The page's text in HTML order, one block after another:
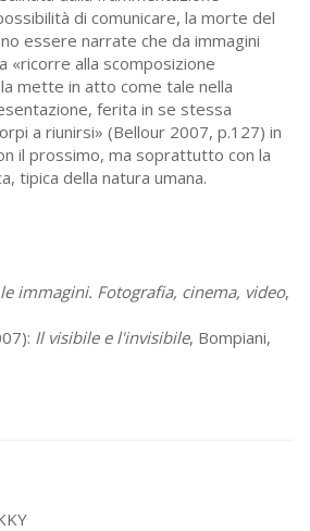
di comunicare, la morte del
essere narrate che da immagini
«ricorre alla scomposizione
mette in atto come tale nella
ferita in se stessa
a riunirsi» (Bellour 2007, p.127) in
il prossimo, ma soprattutto con la
tipica della natura umana.
immagini. Fotografia, cinema, video,
Il visibile e l'invisibile, Bompiani,